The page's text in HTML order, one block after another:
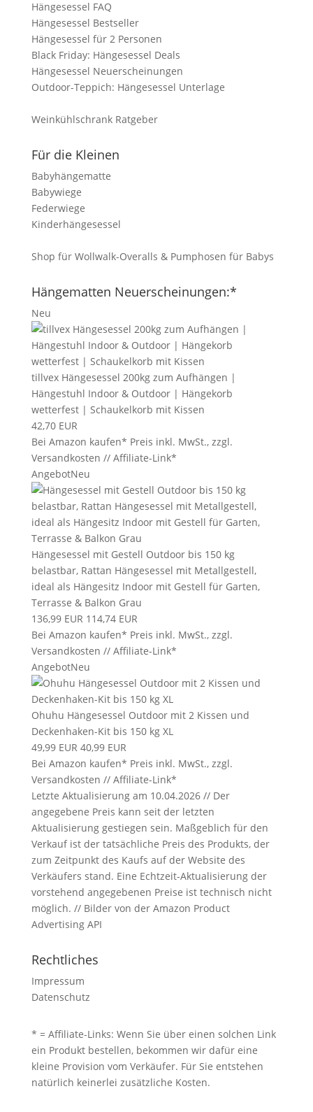
Hängesessel FAQ
Hängesessel Bestseller
Hängesessel für 2 Personen
Black Friday: Hängesessel Deals
Hängesessel Neuerscheinungen
Outdoor-Teppich: Hängesessel Unterlage
Weinkühlschrank Ratgeber
Für die Kleinen
Babyhängematte
Babywiege
Federwiege
Kinderhängesessel
Shop für Wollwalk-Overalls & Pumphosen für Babys
Hängematten Neuerscheinungen:*
Neu
tillvex Hängesessel 200kg zum Aufhängen |
Hängestuhl Indoor & Outdoor | Hängekorb
wetterfest | Schaukelkorb mit Kissen
42,70 EUR
Bei Amazon kaufen* Preis inkl. MwSt., zzgl.
Versandkosten // Affiliate-Link*
AngebotNeu
Hängesessel mit Gestell Outdoor bis 150 kg
belastbar, Rattan Hängesessel mit Metallgestell,
ideal als Hängesitz Indoor mit Gestell für Garten,
Terrasse & Balkon Grau
136,99 EUR 114,74 EUR
Bei Amazon kaufen* Preis inkl. MwSt., zzgl.
Versandkosten // Affiliate-Link*
AngebotNeu
Ohuhu Hängesessel Outdoor mit 2 Kissen und
Deckenhaken-Kit bis 150 kg XL
49,99 EUR 40,99 EUR
Bei Amazon kaufen* Preis inkl. MwSt., zzgl.
Versandkosten // Affiliate-Link*
Letzte Aktualisierung am 10.04.2026 // Der
angegebene Preis kann seit der letzten
Aktualisierung gestiegen sein. Maßgeblich für den
Verkauf ist der tatsächliche Preis des Produkts, der
zum Zeitpunkt des Kaufs auf der Website des
Verkäufers stand. Eine Echtzeit-Aktualisierung der
vorstehend angegebenen Preise ist technisch nicht
möglich. // Bilder von der Amazon Product
Advertising API
Rechtliches
Impressum
Datenschutz
* = Affiliate-Links: Wenn Sie über einen solchen Link
ein Produkt bestellen, bekommen wir dafür eine
kleine Provision vom Verkäufer. Für Sie entstehen
natürlich keinerlei zusätzliche Kosten.